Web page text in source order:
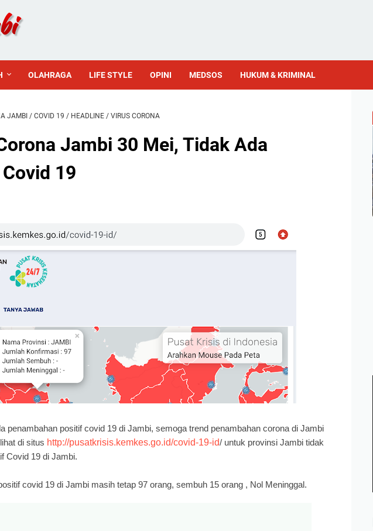
OLAHRAGA LIFE STYLE OPINI MEDSOS HUKUM & KRIMINAL
JAMBI / COVID 19 / HEADLINE / VIRUS CORONA
Jambi 30 Mei, Tidak Ada
19
penambahan positif covid 19 di Jambi, semoga trend penambahan corona di Jambi
di situs http://pusatkrisis.kemkes.go.id/covid-19-id/ untuk provinsi Jambi tidak
Covid 19 di Jambi.
covid 19 di Jambi masih tetap 97 orang, sembuh 15 orang , Nol Meninggal.